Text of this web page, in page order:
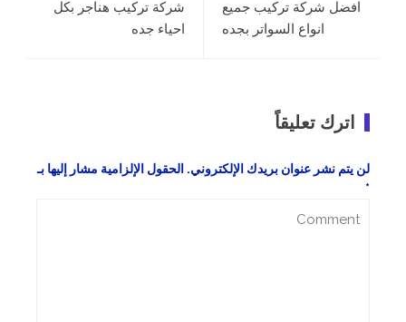
افضل شركة تركيب جميع
انواع السواتر بجده
شركة تركيب هناجر بكل
احياء جده
اترك تعليقاً
لن يتم نشر عنوان بريدك الإلكتروني. الحقول الإلزامية مشار إليها بـ
*